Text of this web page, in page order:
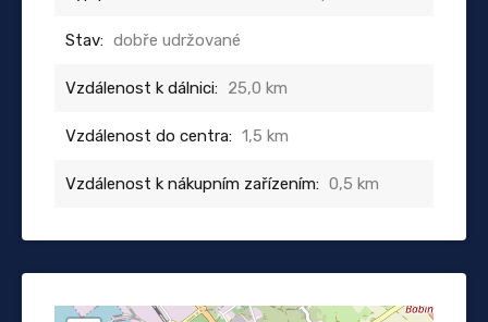
Stav: dobře udržované
Vzdálenost k dálnici: 25,0 km
Vzdálenost do centra: 1,5 km
Vzdálenost k nákupním zařízením: 0,5 km